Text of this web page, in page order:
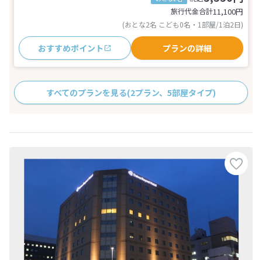
旅行代金合計11,100円
(おとな2名 こども0名・1部屋/1泊2日)
おすすめポイント プランの詳細
すべてのプランを見る(2プラン、5部屋タイプ)